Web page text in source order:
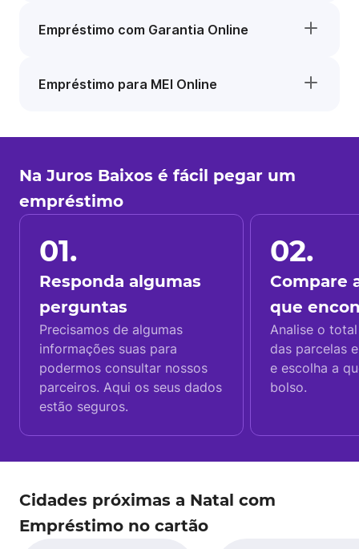
Empréstimo com Garantia Online
Empréstimo para MEI Online
Na Juros Baixos é fácil pegar um
empréstimo
01.
Responda algumas
perguntas
Precisamos de algumas
informações suas para
podermos consultar nossos
parceiros. Aqui os seus dados
estão seguros.
02.
Compare
que
Analise o
das parcelas
e escolha a
bolso.
Cidades próximas a Natal com
Empréstimo no cartão